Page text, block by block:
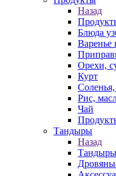
Назад
Блюда
Варенье
Орехи,
Курт
Соленья,
Рис,
Чай
Тандыры
Назад
Тандыры